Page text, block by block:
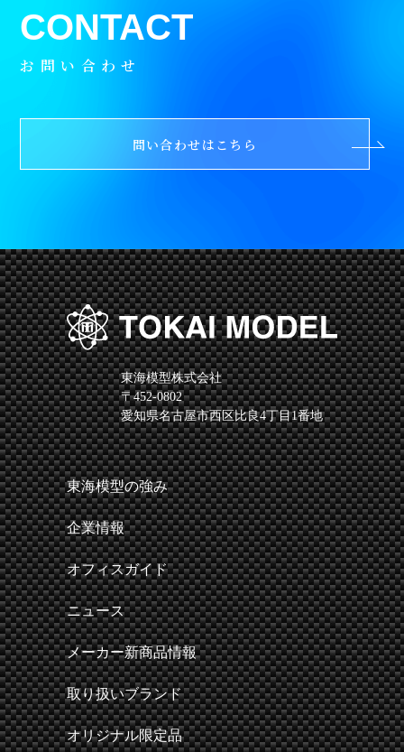
お問い合わせ
問い合わせはこちら
東海模型株式会社
〒452-0802
愛知県名古屋市西区比良4丁目1番地
東海模型の強み
企業情報
オフィスガイド
ニュース
メーカー新商品情報
取り扱いブランド
オリジナル限定品